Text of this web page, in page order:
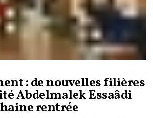
: de nouvelles filières
Abdelmalek Essaâdi
rentrée